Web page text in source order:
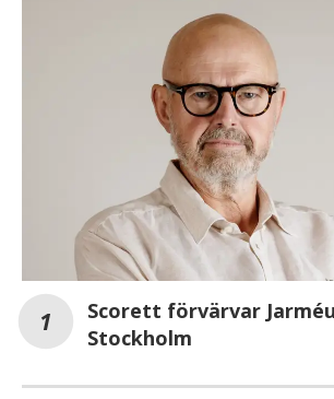
Scorett förvärvar
Stockholm